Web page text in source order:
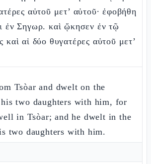
αὐτοῦ μετ’ αὐτοῦ· ἐφοβήθη
ἐν Σηγωρ. καὶ ᾤκησεν ἐν τῷ
καὶ αἱ δύο θυγατέρες αὐτοῦ μετ’
Tsòar and dwelt on the
two daughters with him, for
in Tsòar; and he dwelt in the
two daughters with him.